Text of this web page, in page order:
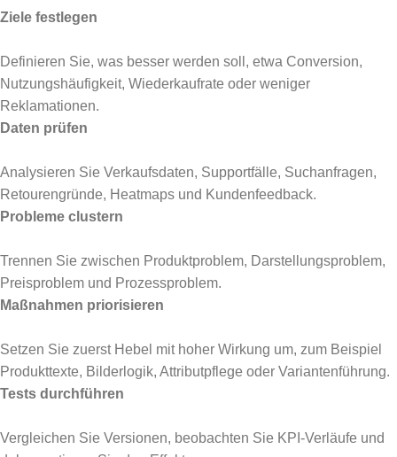
Ziele festlegen
Definieren Sie, was besser werden soll, etwa Conversion,
Nutzungshäufigkeit, Wiederkaufrate oder weniger
Reklamationen.
Daten prüfen
Analysieren Sie Verkaufsdaten, Supportfälle, Suchanfragen,
Retourengründe, Heatmaps und Kundenfeedback.
Probleme clustern
Trennen Sie zwischen Produktproblem, Darstellungsproblem,
Preisproblem und Prozessproblem.
Maßnahmen priorisieren
Setzen Sie zuerst Hebel mit hoher Wirkung um, zum Beispiel
Produkttexte, Bilderlogik, Attributpflege oder Variantenführung.
Tests durchführen
Vergleichen Sie Versionen, beobachten Sie KPI-Verläufe und